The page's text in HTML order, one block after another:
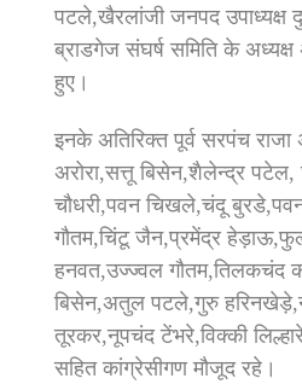
पटले,खैरलांजी जनपद उपाध्यक्ष
ब्राडगेज संघर्ष समिति के
हुए।
इनके अतिरिक्त पूर्व सरपंच
अरोरा,सत्तू बिसेन,शैलेन्द्र पटेल,
चौधरी,पवन चिखले,चंदू
गौतम,चिंटू जैन,प्रमेंद्र
हनवत,उज्ज्वल गौतम,तिलकचंद
बिसेन,अतुल पटले,गुरु
तूरकर,नूपचंद टेंभरे,विक्की
सहित कांग्रेसीगण मौजूद रहे।